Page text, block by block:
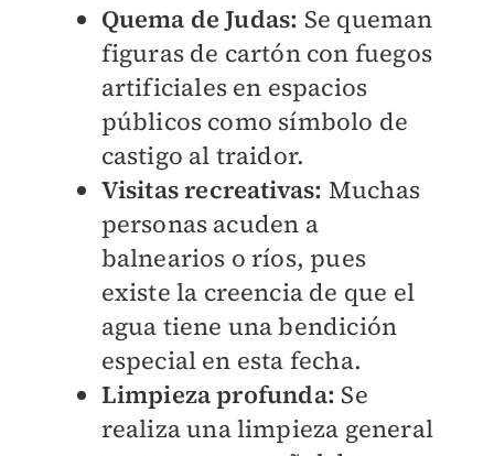
Quema de Judas: Se queman
figuras de cartón con fuegos
artificiales en espacios
públicos como símbolo de
castigo al traidor.
Visitas recreativas: Muchas
personas acuden a
balnearios o ríos, pues
existe la creencia de que el
agua tiene una bendición
especial en esta fecha.
Limpieza profunda: Se
realiza una limpieza general